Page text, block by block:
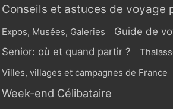
Conseils et astuces de voyage
Expos, Musées, Galeries Guide de
Senior: où et quand partir ?
Villes, villages et campagnes de France
Week-end Célibataire